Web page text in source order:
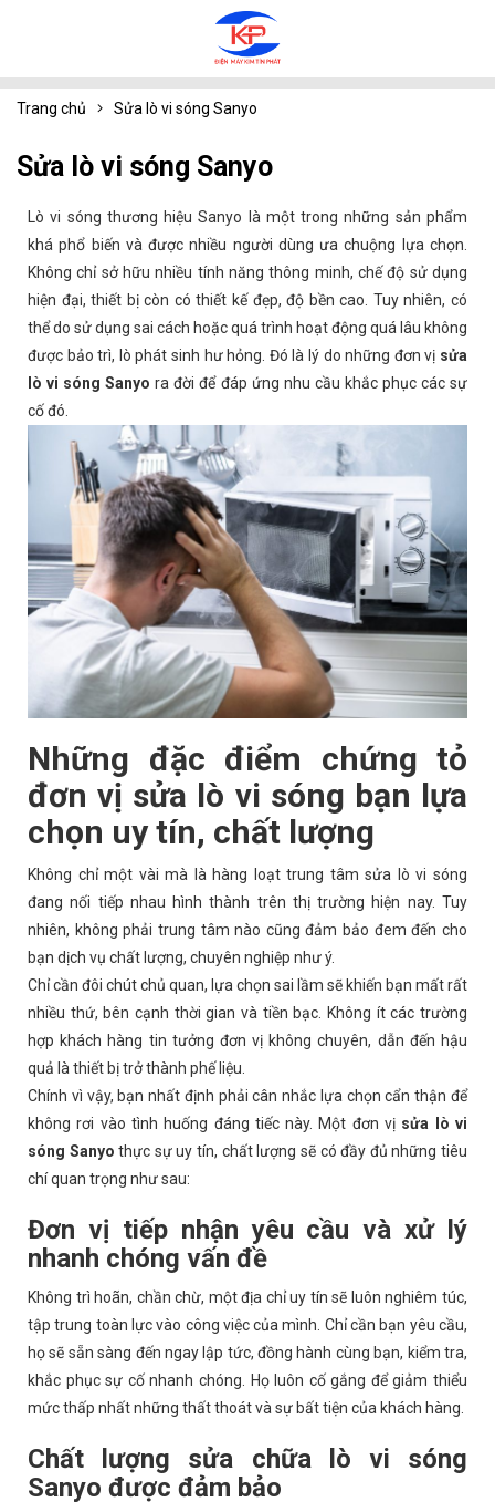
Trang chủ Sửa lò vi sóng Sanyo
Sửa lò vi sóng Sanyo
Lò vi sóng thương hiệu Sanyo là một trong những sản phẩm
khá phổ biến và được nhiều người dùng ưa chuộng lựa chọn.
Không chỉ sở hữu nhiều tính năng thông minh, chế độ sử dụng
hiện đại, thiết bị còn có thiết kế đẹp, độ bền cao. Tuy nhiên, có
thể do sử dụng sai cách hoặc quá trình hoạt động quá lâu không
được bảo trì, lò phát sinh hư hỏng. Đó là lý do những đơn vị sửa
lò vi sóng Sanyo ra đời để đáp ứng nhu cầu khắc phục các sự
cố đó.
Những đặc điểm chứng tỏ
đơn vị sửa lò vi sóng bạn lựa
chọn uy tín, chất lượng
Không chỉ một vài mà là hàng loạt trung tâm sửa lò vi sóng
đang nối tiếp nhau hình thành trên thị trường hiện nay. Tuy
nhiên, không phải trung tâm nào cũng đảm bảo đem đến cho
bạn dịch vụ chất lượng, chuyên nghiệp như ý.
Chỉ cần đôi chút chủ quan, lựa chọn sai lầm sẽ khiến bạn mất rất
nhiều thứ, bên cạnh thời gian và tiền bạc. Không ít các trường
hợp khách hàng tin tưởng đơn vị không chuyên, dẫn đến hậu
quả là thiết bị trở thành phế liệu.
Chính vì vậy, bạn nhất định phải cân nhắc lựa chọn cẩn thận để
không rơi vào tình huống đáng tiếc này. Một đơn vị sửa lò vi
sóng Sanyo thực sự uy tín, chất lượng sẽ có đầy đủ những tiêu
chí quan trọng như sau:
Đơn vị tiếp nhận yêu cầu và xử lý
nhanh chóng vấn đề
Không trì hoãn, chần chừ, một địa chỉ uy tín sẽ luôn nghiêm túc,
tập trung toàn lực vào công việc của mình. Chỉ cần bạn yêu cầu,
họ sẽ sẵn sàng đến ngay lập tức, đồng hành cùng bạn, kiểm tra,
khắc phục sự cố nhanh chóng. Họ luôn cố gắng để giảm thiểu
mức thấp nhất những thất thoát và sự bất tiện của khách hàng.
Chất lượng sửa chữa lò vi sóng
Sanyo được đảm bảo